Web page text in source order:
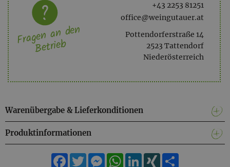
+43 2253 81251
office@weingutauer.at
Pottendorferstraße 14
2523 Tattendorf
Niederösterreich
Fragen an den
Betrieb
Warenübergabe & Lieferkonditionen
Produktinformationen
Facebook
TwitterMessengerWhatsApp
LinkedIn
XING